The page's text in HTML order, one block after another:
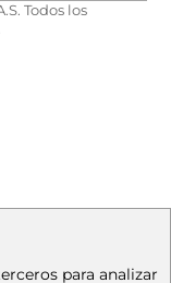
Todos los
para analizar